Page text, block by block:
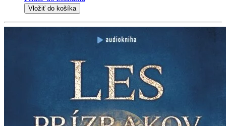
Vložiť do košíka